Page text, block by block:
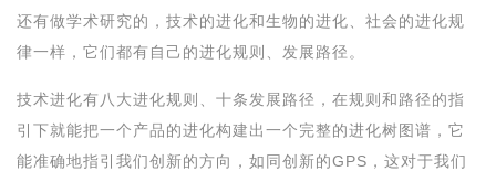
还有做学术研究的，技术的进化和生物的进化、社会的进化规
律一样，它们都有自己的进化规则、发展路径。
技术进化有八大进化规则、十条发展路径，在规则和路径的指
引下就能把一个产品的进化构建出一个完整的进化树图谱，它
能准确地指引我们创新的方向，如同创新的GPS，这对于我们